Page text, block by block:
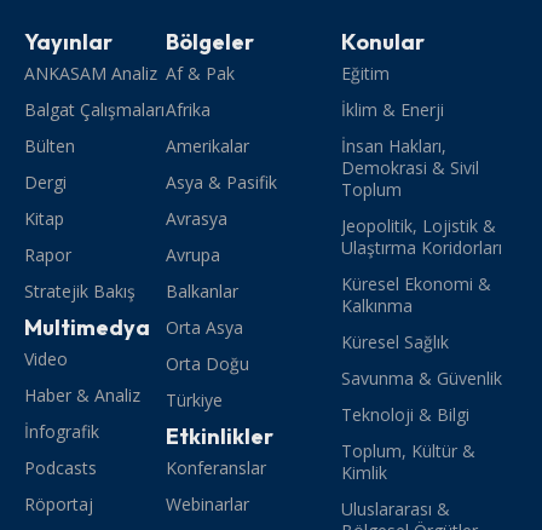
Yayınlar
ANKASAM Analiz
Balgat Çalışmaları
Bülten
Dergi
Kitap
Rapor
Stratejik Bakış
Multimedya
Video
Haber & Analiz
İnfografik
Podcasts
Röportaj
Bölgeler
Af & Pak
Afrika
Amerikalar
Asya & Pasifik
Avrasya
Avrupa
Balkanlar
Orta Asya
Orta Doğu
Türkiye
Etkinlikler
Konferanslar
Webinarlar
Konular
Eğitim
İklim & Enerji
İnsan Hakları,
Demokrasi & Sivil
Toplum
Jeopolitik, Lojistik &
Ulaştırma Koridorları
Küresel Ekonomi &
Kalkınma
Küresel Sağlık
Savunma & Güvenlik
Teknoloji & Bilgi
Toplum, Kültür &
Kimlik
Uluslararası &